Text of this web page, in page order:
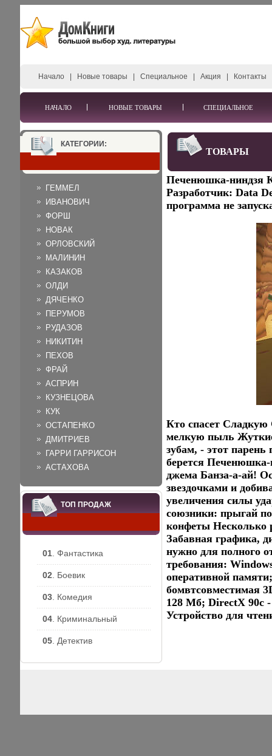
Начало Новые товары Специальное Акция Контакты
НАЧАЛО НОВЫЕ ТОВАРЫ СПЕЦИАЛЬНОЕ
КАТЕГОРИИ:
ГЕММЕЛ
ИВАНОВИЧ
ФОРШ
НОВАК
ОРЛОВСКИЙ
МАЛИНИН
КАЗАКОВ
ОЛДИ
ДЯЧЕНКО
ПЕРУМОВ
РУДАЗОВ
НИКИТИН
ПЕХОВ
ФРАЙ
АСПРИН
КУЗНЕЦОВА
КУК
ОСТАПЕНКО
ДМИТРИЕВ
ГАРРИ ГАРРИСОН
АСТАХОВА
ТОП ПРОДАЖ
01 . Фантастика
02 . Боевик
03 . Комедия
04 . Криминальный
05 . Детектив
ТОВАРЫ
Печенюшка-ниндзя
Разработчик: Data
программа не
Кто спасет
мелкую пыль Жуткие
зубам, - этот парень
берется Печенюшка-
джема Банза-а-ай!
звездочками и
увеличения силы
союзники: прыгай
конфеты Несколько
Забавная графика,
нужно для полного
требования:
оперативной
бомвтсовместимая
128 Мб; DirectX 90c -
Устройство для